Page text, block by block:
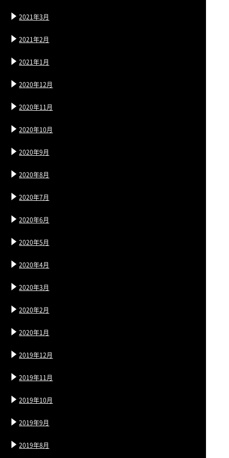
2021年3月
2021年2月
2021年1月
2020年12月
2020年11月
2020年10月
2020年9月
2020年8月
2020年7月
2020年6月
2020年5月
2020年4月
2020年3月
2020年2月
2020年1月
2019年12月
2019年11月
2019年10月
2019年9月
2019年8月